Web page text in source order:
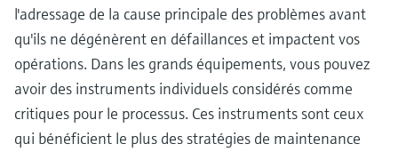
l'adressage de la cause principale des problèmes avant
qu'ils ne dégénèrent en défaillances et impactent vos
opérations. Dans les grands équipements, vous pouvez
avoir des instruments individuels considérés comme
critiques pour le processus. Ces instruments sont ceux
qui bénéficient le plus des stratégies de maintenance